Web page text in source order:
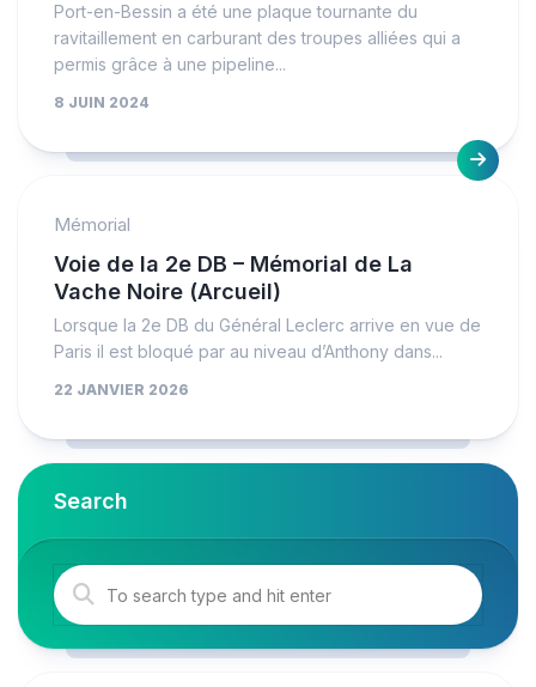
Port-en-Bessin a été une plaque tournante du
ravitaillement en carburant des troupes alliées qui a
permis grâce à une pipeline...
8 JUIN 2024
Mémorial
Voie de la 2e DB – Mémorial de La
Vache Noire (Arcueil)
Lorsque la 2e DB du Général Leclerc arrive en vue de
Paris il est bloqué par au niveau d’Anthony dans...
22 JANVIER 2026
Search